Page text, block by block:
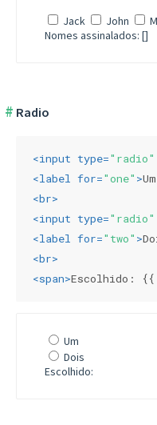
Jack John
Nomes assinalados: []
Radio
<input type="radio"
<label for="one" >Um
<br>
<input type="radio"
<label for="two" >
<br>
<span>Escolhido:
Um
Dois
Escolhido: